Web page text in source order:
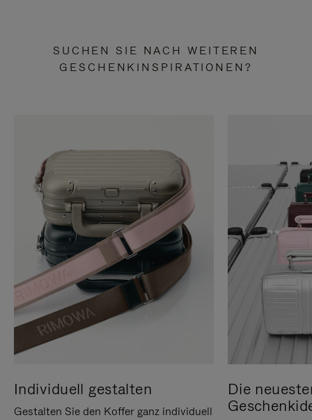
SUCHEN SIE NACH WEITEREN
GESCHENKINSPIRATIONEN?
Individuell gestalten
Gestalten Sie den Koffer ganz individuell
Die